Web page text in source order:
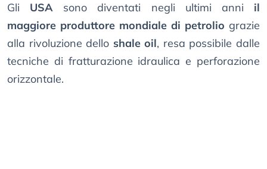
Gli USA sono diventati negli ultimi anni il
maggiore produttore mondiale di petrolio grazie
alla rivoluzione dello shale oil, resa possibile dalle
tecniche di fratturazione idraulica e perforazione
orizzontale.